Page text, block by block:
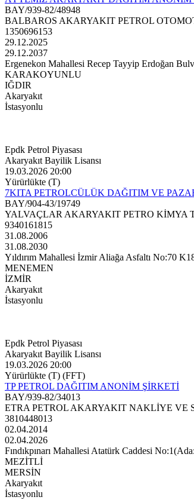
BAY/939-82/48948
BALBAROS AKARYAKIT PETROL
1350696153
29.12.2025
29.12.2037
Ergenekon Mahallesi Recep Tayyip Erdoğan
KARAKOYUNLU
IĞDIR
Akaryakıt
İstasyonlu
Epdk Petrol Piyasası
Akaryakıt Bayilik Lisansı
19.03.2026 20:00
Yürürlükte (T)
7KITA PETROLCÜLÜK DAĞITIM VE
BAY/904-43/19749
YALVAÇLAR AKARYAKIT PETRO KİMYA
9340161815
31.08.2006
31.08.2030
Yıldırım Mahallesi İzmir Aliağa Asfaltı No:70
MENEMEN
İZMİR
Akaryakıt
İstasyonlu
Epdk Petrol Piyasası
Akaryakıt Bayilik Lisansı
19.03.2026 20:00
Yürürlükte (T) (FFT)
TP PETROL DAĞITIM ANONİM ŞİRKETİ
BAY/939-82/34013
ETRA PETROL AKARYAKIT NAKLİYE VE
3810448013
02.04.2014
02.04.2026
Fındıkpınarı Mahallesi Atatürk Caddesi
MEZİTLİ
MERSİN
Akaryakıt
İstasyonlu